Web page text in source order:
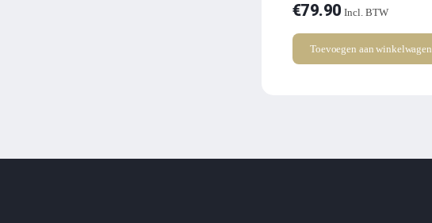
€79.90 Incl. BTW
Toevoegen aan winkelwagen